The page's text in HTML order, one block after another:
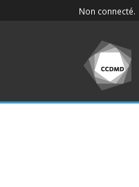
Non connecté.